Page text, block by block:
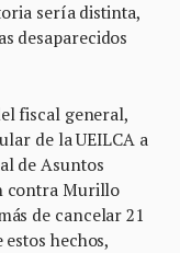
sería distinta,
desaparecidos
fiscal general,
de la UEILCA a
de Asuntos
contra Murillo
de cancelar 21
hechos,